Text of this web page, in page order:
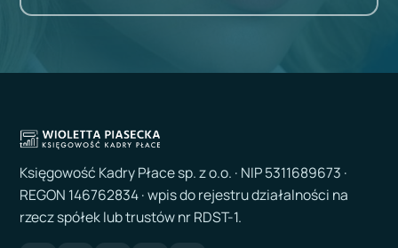
Księgowość Kadry Płace sp. z o.o. · NIP 5311689673 ·
REGON 146762834 · wpis do rejestru działalności na
rzecz spółek lub trustów nr RDST-1.